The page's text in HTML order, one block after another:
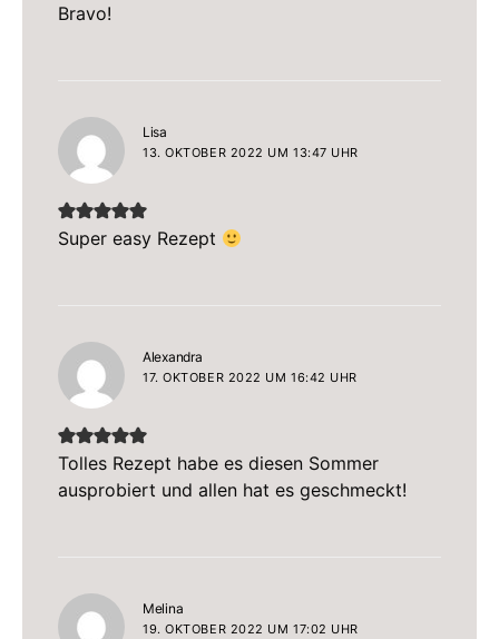
Bravo!
Lisa
13. OKTOBER 2022 UM 13:47 UHR
Super easy Rezept
Alexandra
17. OKTOBER 2022 UM 16:42 UHR
Tolles Rezept habe es diesen Sommer
ausprobiert und allen hat es geschmeckt!
Melina
19. OKTOBER 2022 UM 17:02 UHR